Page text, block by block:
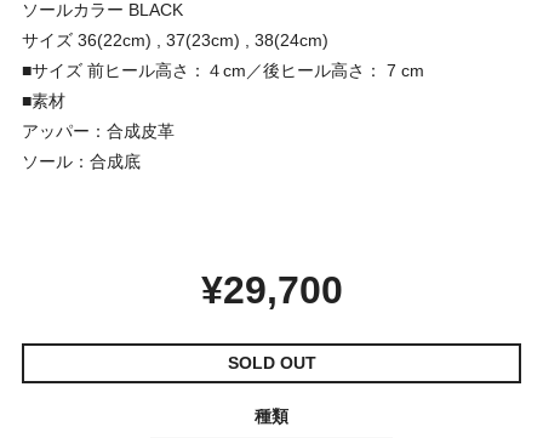
ソールカラー BLACK
サイズ 36(22cm) , 37(23cm) , 38(24cm)
■サイズ 前ヒール高さ：４cm／後ヒール高さ： 7 cm
■素材
アッパー：合成皮革
ソール：合成底
¥29,700
SOLD OUT
種類